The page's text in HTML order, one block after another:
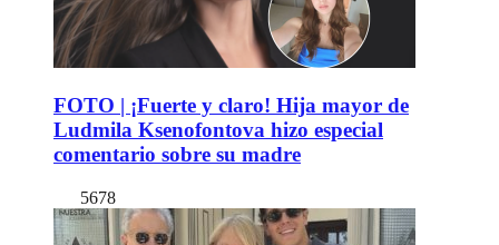
FOTO | ¡Fuerte y claro! Hija mayor de
Ludmila Ksenofontova hizo especial
comentario sobre su madre
5678